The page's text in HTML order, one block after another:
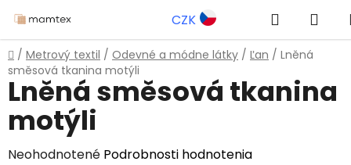
na
obsah
CZK Hľadať
Domov
/ Metrový textil / Odevné a módne látky / Ľan / Lněná
směsová tkanina motýli
Lněná směsová tkanina
motýli
Priemerné
Neohodnotené Podrobnosti hodnotenia